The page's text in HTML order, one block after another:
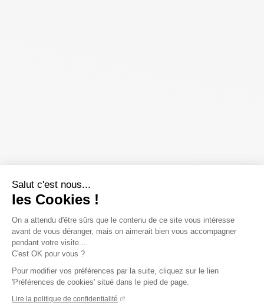
Salut c'est nous...
les Cookies !
On a attendu d'être sûrs que le contenu de ce site vous intéresse
avant de vous déranger, mais on aimerait bien vous accompagner
pendant votre visite...
C'est OK pour vous ?
Pour modifier vos préférences par la suite, cliquez sur le lien
'Préférences de cookies' situé dans le pied de page.
Lire la politique de confidentialité